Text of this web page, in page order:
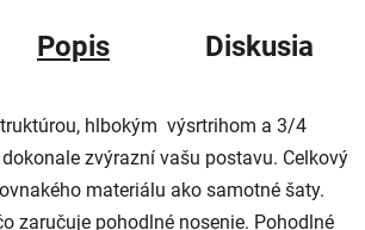
Popis Diskusia
hlbokým výsrtrihom a 3/4
zvýrazní vašu postavu. Celkový
materiálu ako samotné šaty.
zaručuje pohodlné nosenie. Pohodlné